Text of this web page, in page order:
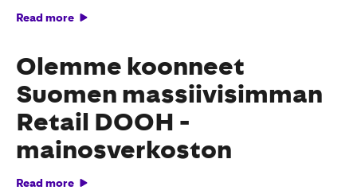
Read more
Olemme koonneet
Suomen massiivisimman
Retail DOOH -
mainosverkoston
Read more